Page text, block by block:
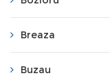
Breaza
Buzau